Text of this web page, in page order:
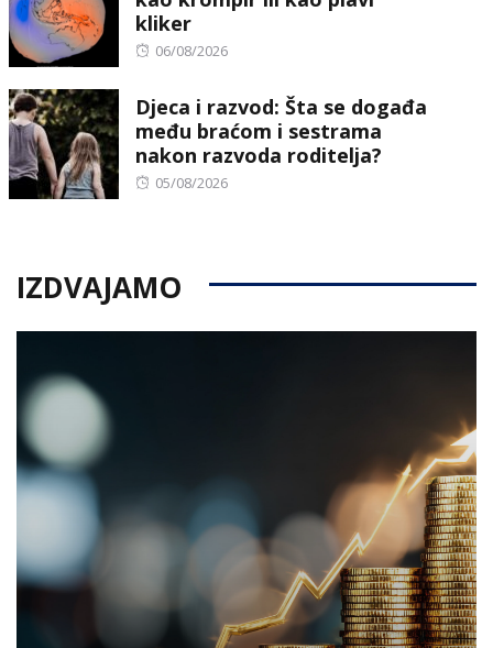
kliker
Posted
06/08/2026
Djeca i razvod: Šta se događa
među braćom i sestrama
nakon razvoda roditelja?
Posted
05/08/2026
IZDVAJAMO